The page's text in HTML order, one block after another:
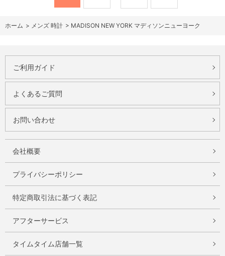
ホーム > メンズ 時計 > MADISON NEW YORK マディソンニューヨーク
ご利用ガイド
よくあるご質問
お問い合わせ
会社概要
プライバシーポリシー
特定商取引法に基づく表記
アフターサービス
タイムタイム店舗一覧